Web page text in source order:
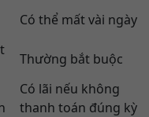
Có thể mất vài ngày
Thường bắt buộc
Có lãi nếu không
thanh toán đúng kỳ